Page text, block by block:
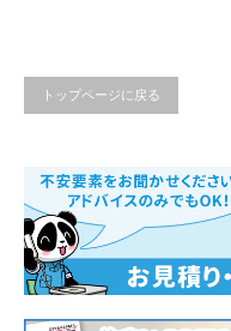
トップページに戻る